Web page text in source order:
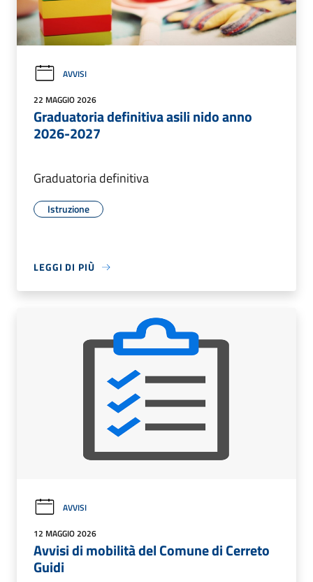
AVVISI
22 MAGGIO 2026
Graduatoria definitiva asili nido anno
2026-2027
Graduatoria definitiva
Istruzione
LEGGI DI PIÙ
AVVISI
12 MAGGIO 2026
Avvisi di mobilità del Comune di Cerreto
Guidi